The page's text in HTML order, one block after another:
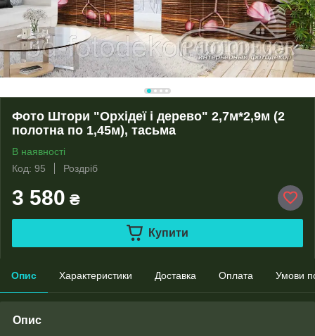
Фото Штори "Орхідеї і дерево" 2,7м*2,9м (2
полотна по 1,45м), тасьма
В наявності
Код: 95
Роздріб
3 580 ₴
Купити
Опис Характеристики Доставка Оплата Умови
Опис